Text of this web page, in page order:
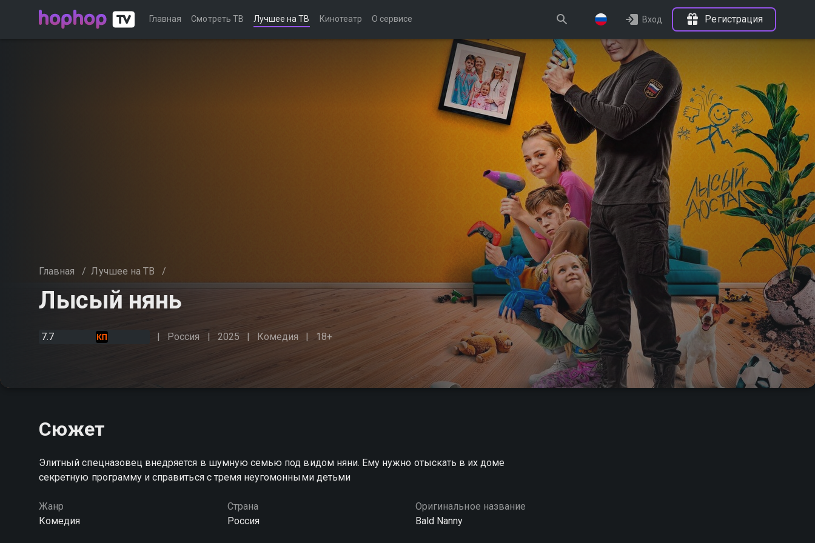
Главная Смотреть ТВ Лучшее на ТВ Кинотеатр О сервисе Вход Регистрация
Главная / Лучшее на ТВ /
Лысый нянь
7.7 Россия 2025 Комедия 18+
Сюжет
Элитный спецназовец внедряется в шумную семью под видом няни. Ему нужно отыскать в их доме
секретную программу и справиться с тремя неугомонными детьми
Жанр
Комедия
Страна
Россия
Оригинальное название
Bald Nanny